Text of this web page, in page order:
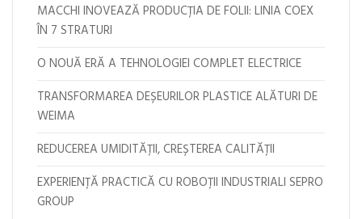
MACCHI INOVEAZĂ PRODUCȚIA DE FOLII: LINIA COEX
ÎN 7 STRATURI
O NOUĂ ERĂ A TEHNOLOGIEI COMPLET ELECTRICE
TRANSFORMAREA DEȘEURILOR PLASTICE ALĂTURI DE
WEIMA
REDUCEREA UMIDITĂȚII, CREȘTEREA CALITĂȚII
EXPERIENȚĂ PRACTICĂ CU ROBOȚII INDUSTRIALI SEPRO
GROUP